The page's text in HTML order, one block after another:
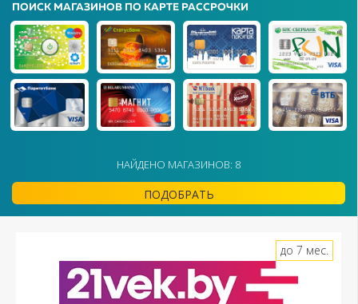
ПОИСК МАГАЗИНОВ ПО КАРТЕ РАССРОЧКИ
НАЙДЕНО МАГАЗИНОВ: 8
ПОДОБРАТЬ
до 7 мес.